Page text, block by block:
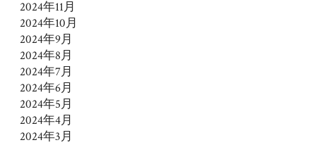
2024年11月
2024年10月
2024年9月
2024年8月
2024年7月
2024年6月
2024年5月
2024年4月
2024年3月